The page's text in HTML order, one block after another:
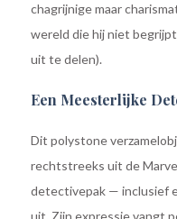
chagrijnige maar
wereld die hij niet
uit te delen).
Een Meesterlijke
Dit polystone
rechtstreeks uit de
detectivepak — inclusief
uit. Zijn expressie vangt